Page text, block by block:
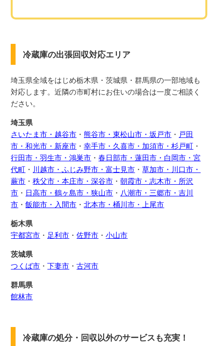
冷蔵庫の出張回収対応エリア
埼玉県全域をはじめ栃木県・茨城県・群馬県の一部地域も
対応します。近隣の市町村にお住いの場合は一度ご相談く
ださい。
埼玉県
さいたま市・越谷市 ・熊谷市・東松山市・坂戸市 ・ 戸田
市・和光市・新座市 ・幸手市・久喜市・加須市・杉戸町 ・
行田市・羽生市・鴻巣市 ・春日部市・蓮田市・白岡市・宮
代町 ・ 川越市・ふじみ野市・富士見市 ・草加市・川口市・
蕨市 ・秩父市・本庄市・深谷市 ・朝霞市・志木市・所沢
市 ・ 日高市・鶴ヶ島市・狭山市 ・ 八潮市・三郷市・吉川
市 ・飯能市・入間市 ・北本市・桶川市・上尾市
栃木県
宇都宮市 ・ 足利市 ・佐野市 ・小山市
茨城県
つくば市 ・下妻市 ・古河市
群馬県
館林市
冷蔵庫の処分・回収以外のサービスも充実！